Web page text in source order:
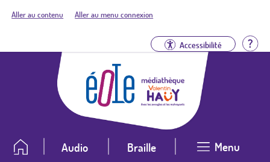
Aller au contenu Aller au menu connexion
Accessibilité
Audio Braille Menu